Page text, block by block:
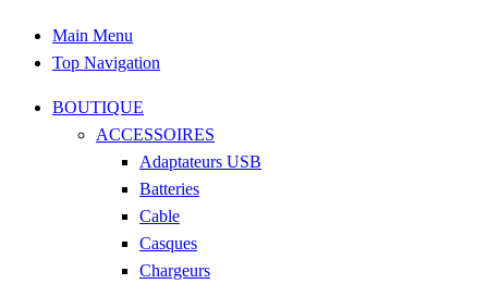
Main Menu
Top Navigation
BOUTIQUE
ACCESSOIRES
Adaptateurs USB
Batteries
Cable
Casques
Chargeurs